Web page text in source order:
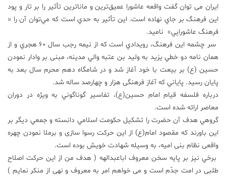
عکس
پادکست
مجله
فرهنگی
و
هنری
ايران می توان گفت واقعه عاشورا عميق‌ترين و ماناترين تأثير را بر تار و پود
اين فرهنگ بر جاي نهاده است. اين تأثير به حدي است كه مي‌توان آن را «
فرهنگ عاشورايي» ناميد.
سر چشمه اين فرهنگ، رويدادي است كه از نيمه رجب سال 60 هجري و از
همان نامه دو خطي يزيد به وليد بن عتبه والي مدينه، مبنی بر وادار نمودن
حسین (ع) بر بیعت با خود آغاز شد و در شامگاه دهم محرم سال بعد به
پايان رسيد. پاياني كه آغاز فرهنگی هزار و چهارصد ساله شد.
درباره فلسفه قيام امام حسين(ع)، تفاسير گوناگوني به ويژه در دوران
معاصر ارائه شده است.
گروهي هدف آن حضرت را تشكيل حكومت اسلامي دانسته و جمعي ديگر بر
اين باورند كه مقصود امام(ع) از این حرکت رسوا سازی و برملا نمودن چهره
واقعی نظام بنی امیه، به وسیله شهادت خویش بوده است.
برخي نيز بر پایه سخن معروف اباعبدالهه ( هدف من از این حرکت اصلاح
طلبی در امت جدّم است و می خواهم امر به معروف و نهی از منکر نمایم )